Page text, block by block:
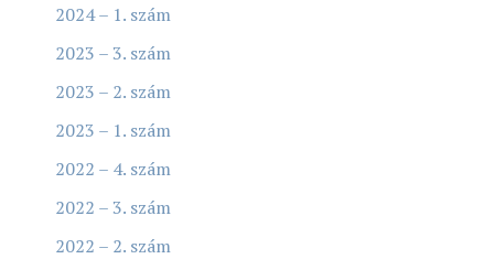
2024 – 1. szám
2023 – 3. szám
2023 – 2. szám
2023 – 1. szám
2022 – 4. szám
2022 – 3. szám
2022 – 2. szám